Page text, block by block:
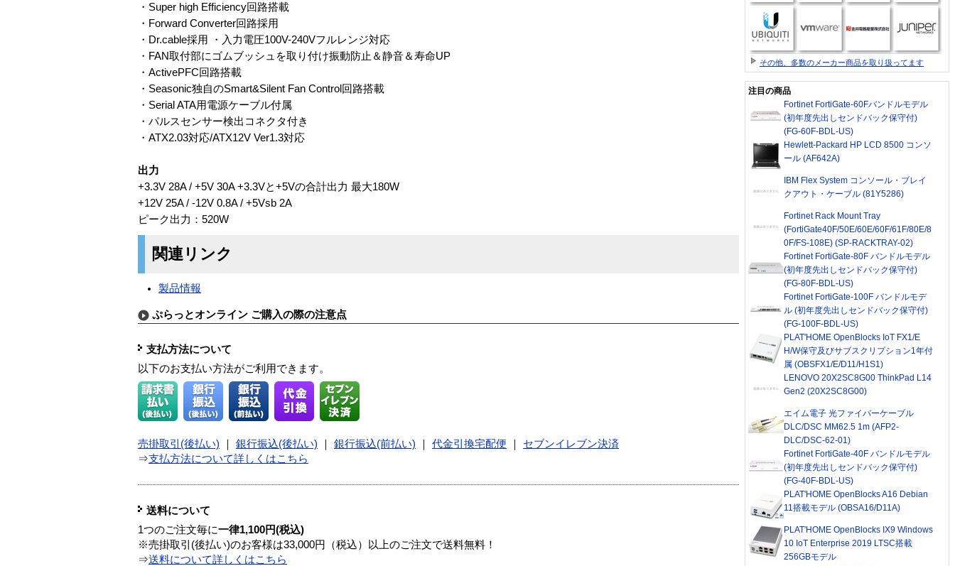
・Super high Efficiency回路搭載
・Forward Converter回路採用
・Dr.cable採用 ・入力電圧100V-240Vフルレンジ対応
・FAN取付部にゴムブッシュを取り付け振動防止＆静音＆寿命UP
・ActivePFC回路搭載
・Seasonic独自のSmart&Silent Fan Control回路搭載
・Serial ATA用電源ケーブル付属
・パルスセンサー検出コネクタ付き
・ATX2.03対応/ATX12V Ver1.3対応
出力
+3.3V 28A / +5V 30A +3.3Vと+5Vの合計出力 最大180W
+12V 25A / -12V 0.8A / +5Vsb 2A
ピーク出力：520W
関連リンク
製品情報
ぷらっとオンライン ご購入の際の注意点
支払方法について
以下のお支払い方法がご利用できます。
売掛取引(後払い) 銀行振込(後払い) 銀行振込(前払い) 代金引換宅配便
セブンイレブン決済
⇒支払方法について詳しくはこちら
送料について
1つのご注文毎に一律1,100円(税込)
※売掛取引(後払い)のお客様は33,000円（税込）以上のご注文で送料無料！
⇒送料について詳しくはこちら
その他、多数のメーカー商品を取り扱ってます
注目の商品
Fortinet FortiGate-60Fバンドルモデル
(初年度先出しセンドバック保守付)
(FG-60F-BDL-US)
Hewlett-Packard HP LCD 8500 コンソ
ール (AF642A)
IBM Flex System コンソール・ブレイ
クアウト・ケーブル (81Y5286)
Fortinet Rack Mount Tray
(FortiGate40F/50E/60E/60F/61F/80E/8
0F/FS-108E) (SP-RACKTRAY-02)
Fortinet FortiGate-80F バンドルモデル
(初年度先出しセンドバック保守付)
(FG-80F-BDL-US)
Fortinet FortiGate-100F バンドルモデ
ル (初年度先出しセンドバック保守付)
(FG-100F-BDL-US)
PLAT'HOME OpenBlocks IoT FX1/E
H/W保守及びサブスクリプション1年付
属 (OBSFX1/E/D11/H1S1)
LENOVO 20X2SC8G00 ThinkPad L14
Gen2 (20X2SC8G00)
エイム電子 光ファイバーケーブル
DLC/DSC MM62.5 1m (AFP2-
DLC/DSC-62-01)
Fortinet FortiGate-40F バンドルモデル
(初年度先出しセンドバック保守付)
(FG-40F-BDL-US)
PLAT'HOME OpenBlocks A16 Debian
11搭載モデル (OBSA16/D11A)
PLAT'HOME OpenBlocks IX9 Windows
10 IoT Enterprise 2019 LTSC搭載
256GBモデル